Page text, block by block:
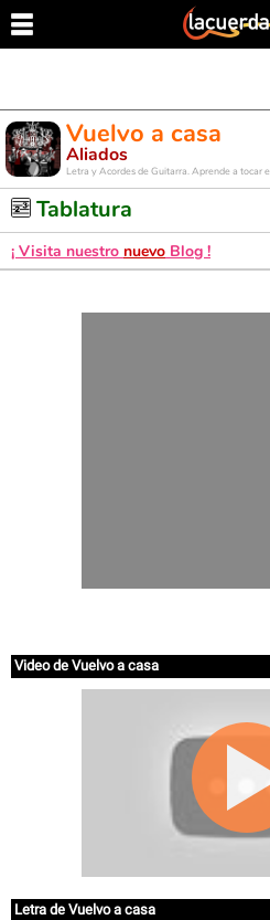
Vuelvo a casa
Aliados
Letra y Acordes de Guitarra. Aprende a tocar
Tablatura
¡ Visita nuestro nuevo Blog !
Video de Vuelvo a casa
Letra de Vuelvo a casa